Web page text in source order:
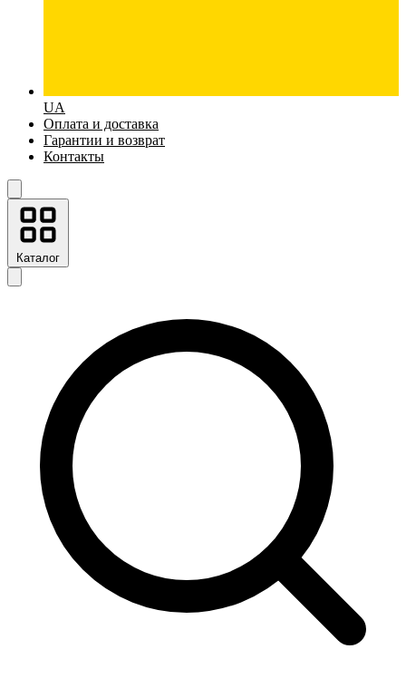
UA
Оплата и доставка
Гарантии и возврат
Контакты
Каталог